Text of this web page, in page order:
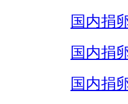
国内捐
国内捐
国内捐